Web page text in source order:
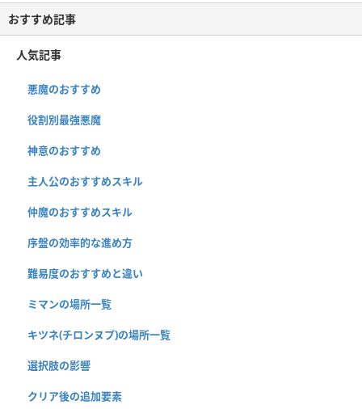
おすすめ記事
人気記事
悪魔のおすすめ
役割別最強悪魔
神意のおすすめ
主人公のおすすめスキル
仲魔のおすすめスキル
序盤の効率的な進め方
難易度のおすすめと違い
ミマンの場所一覧
キツネ(チロンヌプ)の場所一覧
選択肢の影響
クリア後の追加要素